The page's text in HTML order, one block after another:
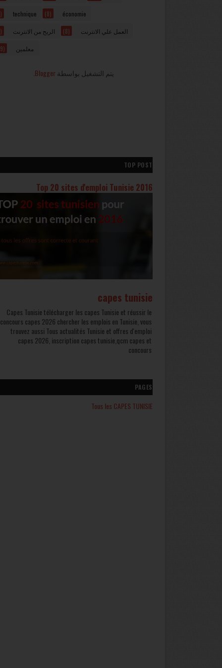
technique économie
(8)
الربح من الانترنت العمل علي الانترنت (8)
معلمين
يتم التشغيل بواسطة Blogger
TOP POST
Top 20 sites d'emploi Tunisie 2016
capes tunisie
Capes Tunisie télécharger les capes Tunisie et réussir le
concours capes 2026 chercher les emplois en Tunisie, vous
trouvez aussi Tous actualités Tunisie et offres d'emploi
capes 2026, inscription capes tunisie,qcm capes et
concours
PAGES
Tous les CAPES TUNISIE